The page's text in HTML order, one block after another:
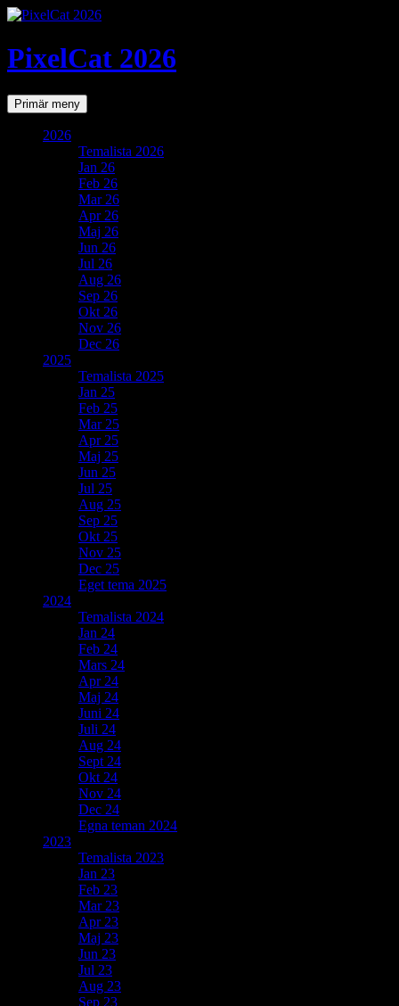
PixelCat 2026
SökPrimär meny Gå
till
2026
Temalista 2026
Jan 26
Feb 26
Mar 26
Apr 26
Maj 26
Jun 26
Jul 26
Aug 26
Sep 26
Okt 26
Nov 26
Dec 26
2025
Temalista 2025
Jan 25
Feb 25
Mar 25
Apr 25
Maj 25
Jun 25
Jul 25
Aug 25
Sep 25
Okt 25
Nov 25
Dec 25
Eget tema 2025
2024
Temalista 2024
Jan 24
Feb 24
Mars 24
Apr 24
Maj 24
Juni 24
Juli 24
Aug 24
Sept 24
Okt 24
Nov 24
Dec 24
Egna teman 2024
2023
Temalista 2023
Jan 23
Feb 23
Mar 23
Apr 23
Maj 23
Jun 23
Jul 23
Aug 23
Sep 23